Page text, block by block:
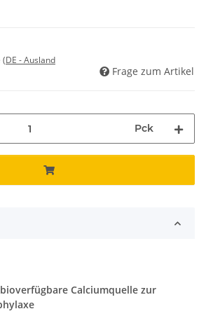
(DE - Ausland
Frage zum Artikel
Pck
Calciumquelle zur